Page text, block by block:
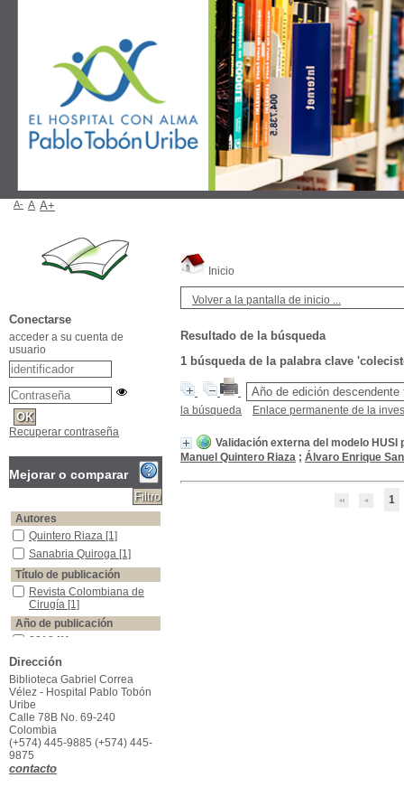
Inicio
Volver a la pantalla de inicio ...
Resultado de la búsqueda
1 búsqueda de la palabra clave
la búsqueda Enlace permanente de la
Validación externa del modelo
Manuel Quintero Riaza ; Álvaro Enrique
1
A- A A+
Conectarse
acceder a su cuenta de
usuario
Recuperar contraseña
Mejorar o comparar
Autores
Quintero Riaza
Quintero Riaza [1]
Sanabria Quiroga
Sanabria Quiroga [1]
Título de publicación
Revista Colombiana de Cirugía
Revista Colombiana de
Cirugía [1]
Año de publicación
20182018 [1]
Palabras clave
colecistectomi?a laparosco?pica
colecistectomi?a
laparosco?pica[1]
coledocolitiasis
coledocolitiasis
colelitiasis
colelitiasis
Conducto cole?doco
Conducto cole?doco[1]
medicio?n de riesgo
medicio?n de riesgo
Dirección
Biblioteca Gabriel Correa
Vélez - Hospital Pablo Tobón
Uribe
Calle 78B No. 69-240
Colombia
(+574) 445-9885 (+574) 445-
9875
contacto